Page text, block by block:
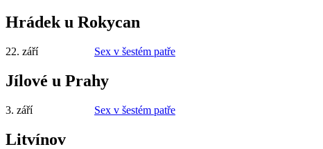
Hrádek u Rokycan
22. září Sex v šestém patře
Jílové u Prahy
3. září Sex v šestém patře
Litvínov